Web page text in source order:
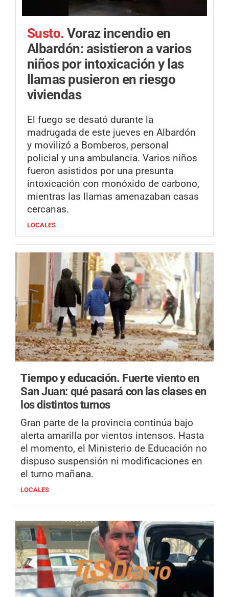
Susto.Voraz incendio en
Albardón: asistieron a varios
niños por intoxicación y las
llamas pusieron en riesgo
viviendas
El fuego se desató durante la
madrugada de este jueves en Albardón
y movilizó a Bomberos, personal
policial y una ambulancia. Varios niños
fueron asistidos por una presunta
intoxicación con monóxido de carbono,
mientras las llamas amenazaban casas
cercanas.
LOCALES
Tiempo y educación. Fuerte viento en
San Juan: qué pasará con las clases en
los distintos turnos
Gran parte de la provincia continúa bajo
alerta amarilla por vientos intensos. Hasta
el momento, el Ministerio de Educación no
dispuso suspensión ni modificaciones en
el turno mañana.
LOCALES